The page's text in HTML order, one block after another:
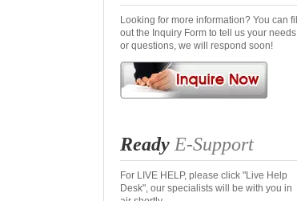
Looking for more information? You can fill
out the Inquiry Form to tell us your needs
or questions, we will respond soon!
Ready E-Support
For LIVE HELP, please click "Live Help
Desk", our specialists will be with you in